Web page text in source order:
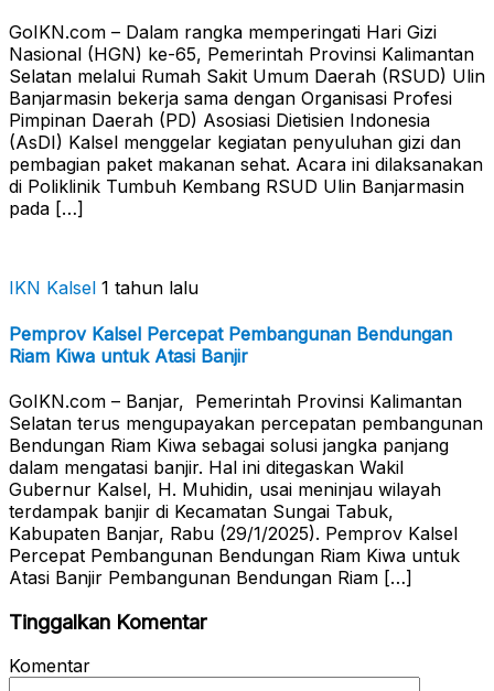
GoIKN.com – Dalam rangka memperingati Hari Gizi
Nasional (HGN) ke-65, Pemerintah Provinsi Kalimantan
Selatan melalui Rumah Sakit Umum Daerah (RSUD) Ulin
Banjarmasin bekerja sama dengan Organisasi Profesi
Pimpinan Daerah (PD) Asosiasi Dietisien Indonesia
(AsDI) Kalsel menggelar kegiatan penyuluhan gizi dan
pembagian paket makanan sehat. Acara ini dilaksanakan
di Poliklinik Tumbuh Kembang RSUD Ulin Banjarmasin
pada […]
IKN Kalsel 1 tahun lalu
Pemprov Kalsel Percepat Pembangunan Bendungan
Riam Kiwa untuk Atasi Banjir
GoIKN.com – Banjar, Pemerintah Provinsi Kalimantan
Selatan terus mengupayakan percepatan pembangunan
Bendungan Riam Kiwa sebagai solusi jangka panjang
dalam mengatasi banjir. Hal ini ditegaskan Wakil
Gubernur Kalsel, H. Muhidin, usai meninjau wilayah
terdampak banjir di Kecamatan Sungai Tabuk,
Kabupaten Banjar, Rabu (29/1/2025). Pemprov Kalsel
Percepat Pembangunan Bendungan Riam Kiwa untuk
Atasi Banjir Pembangunan Bendungan Riam […]
Tinggalkan Komentar
Komentar